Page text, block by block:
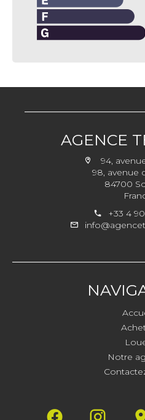
AGENCE
94,
98, avenue
84700
+33 4
Notre